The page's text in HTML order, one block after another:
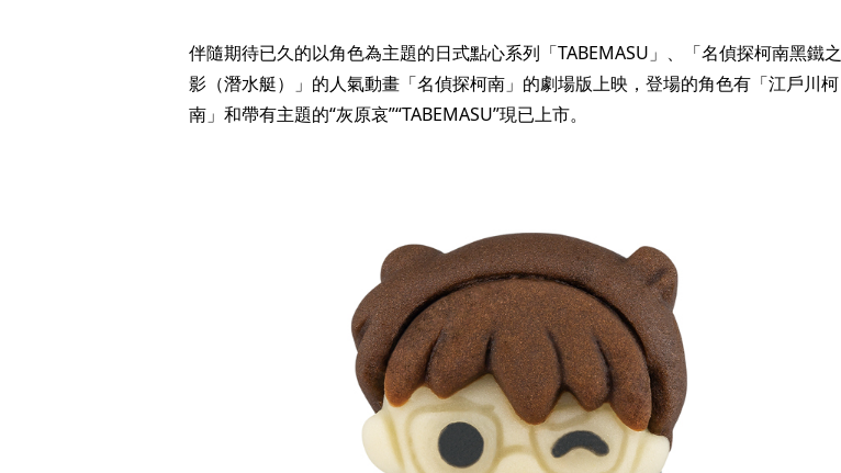
伴隨期待已久的以角色為主題的日式點心系列「TABEMASU」、「名偵探柯南黑鐵之
影（潛水艇）」的人氣動畫「名偵探柯南」的劇場版上映，登場的角色有「江戶川柯
南」和帶有主題的“灰原哀”“TABEMASU”現已上市。